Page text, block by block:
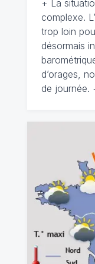
+ La
complexe.
trop loin
désormais
d’orages,
de journée.